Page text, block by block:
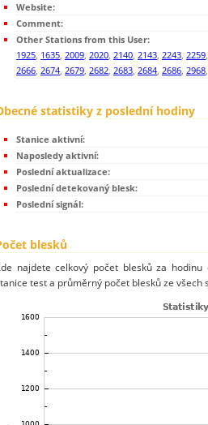
Website:
Comment:
Other Stations from this User:
1925, 1635, 2009, 2020, 2140, 2143, 2243, 2259
2666, 2674, 2679, 2682, 2683, 2684, 2686, 2968
statistiky z poslední hodiny
Stanice aktivní:
Naposledy aktivní:
Poslední aktualizace:
Poslední detekovaný blesk:
Poslední signál:
blesků
najdete celkový počet blesků za
test a průměrný počet blesků ze všech